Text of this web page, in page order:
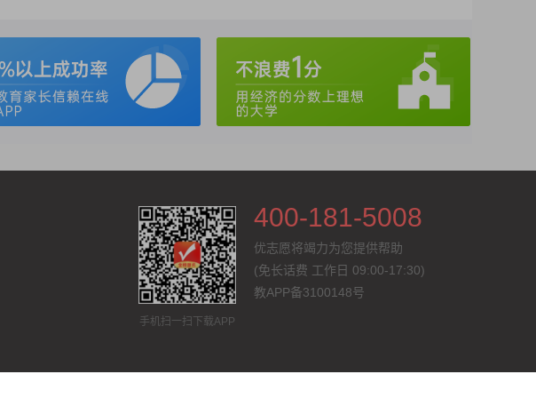
手机扫一扫下载APP
400-181-5008
优志愿将竭力为您提供帮助
(免长话费 工作日 09:00-17:30)
教APP备3100148号